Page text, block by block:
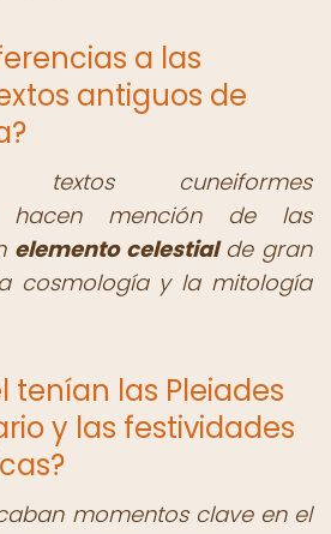
a las
antiguos de
textos cuneiformes
hacen mención de las
elemento celestialde gran
cosmología y la mitología
tenían las Pleiades
y las festividades
momentos clave en el